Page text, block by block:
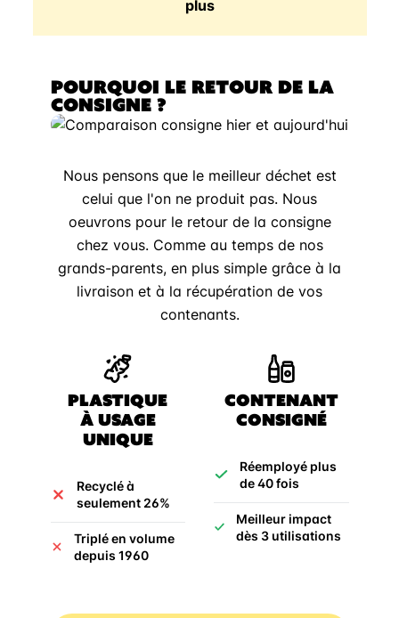
plus
POURQUOI LE RETOUR DE LA
CONSIGNE ?
Nous pensons que le meilleur déchet est
celui que l'on ne produit pas. Nous
oeuvrons pour le retour de la consigne
chez vous. Comme au temps de nos
grands-parents, en plus simple grâce à la
livraison et à la récupération de vos
contenants.
PLASTIQUE
À USAGE
UNIQUE
Recyclé à
seulement 26%
Triplé en volume
depuis 1960
CONTENANT
CONSIGNÉ
Réemployé plus
de 40 fois
Meilleur impact
dès 3 utilisations